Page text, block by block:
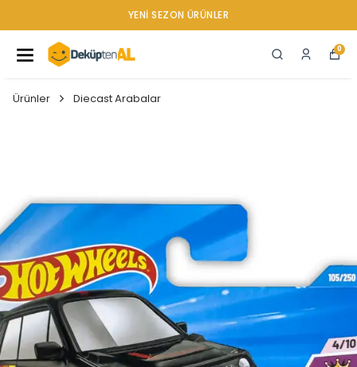
YENI SEZON ÜRÜNLER
0
Ürünler Diecast Arabalar